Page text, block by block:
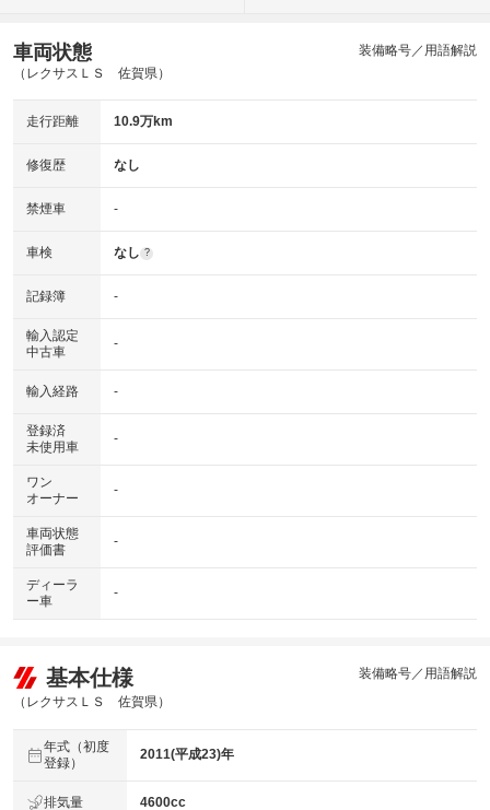
車両状態
（レクサスＬＳ 佐賀県）
装備略号／用語解説
走行距離 10.9万km
修復歴 なし
禁煙車 -
車検 なし ?
記録簿 -
輸入認定
中古車
-
輸入経路 -
登録済
未使用車
-
ワン
オーナー
-
車両状態
評価書
-
ディーラ
ー車
-
基本仕様
（レクサスＬＳ 佐賀県）
装備略号／用語解説
年式（初度
登録）
2011(平成23)年
排気量 4600cc